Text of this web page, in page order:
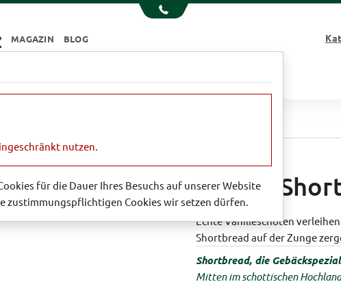
MAGAZIN BLOG
Vanilla
Echte Vanilleschoten
Shortbread auf der Zunge
Shortbread, die
Mitten im schottischen
nutzen.
für die Dauer Ihres Besuchs auf unserer Website
zustimmungspflichtigen Cookies wir setzen dürfen.